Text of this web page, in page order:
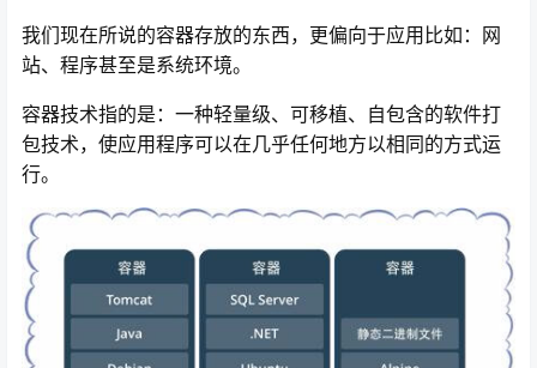
我们现在所说的容器存放的东西，更偏向于应用比如：网
站、程序甚至是系统环境。
容器技术指的是：一种轻量级、可移植、自包含的软件打
包技术，使应用程序可以在几乎任何地方以相同的方式运
行。